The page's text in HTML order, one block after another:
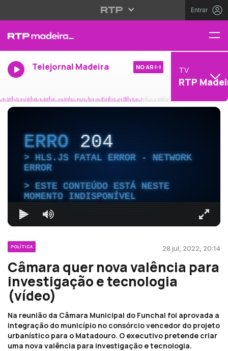
Entrar
Telejornal Madeira NO AR TV
RTP
ERRO204
HLS.JS FATAL ERROR - NETWORK
ERROR
ESTE CONTEÚDO ESTÁ NESTE
MOMENTO INDISPONÍVEL
POLÍTICA 28 jul, 2022, 20:14
Câmara quer nova valência para
investigação e tecnologia
(vídeo)
Na reunião da Câmara Municipal do Funchal foi aprovada a
integração do município no consórcio vencedor do projeto
urbanístico para o Matadouro. O executivo pretende criar
uma nova valência para investigação e tecnologia.